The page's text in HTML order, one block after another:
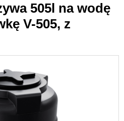
505l na wodę
V-505, z